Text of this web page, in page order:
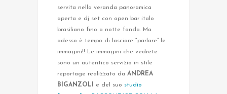
servita nella veranda panoramica
aperta e dj set con open bar italo
brasiliano fino a notte fonda. Ma
adesso è tempo di lasciare “parlare” le
immagini!! Le immagini che vedrete
sono un autentico servizio in stile
reportage realizzato da ANDREA
BIGANZOLI
e del suo studio